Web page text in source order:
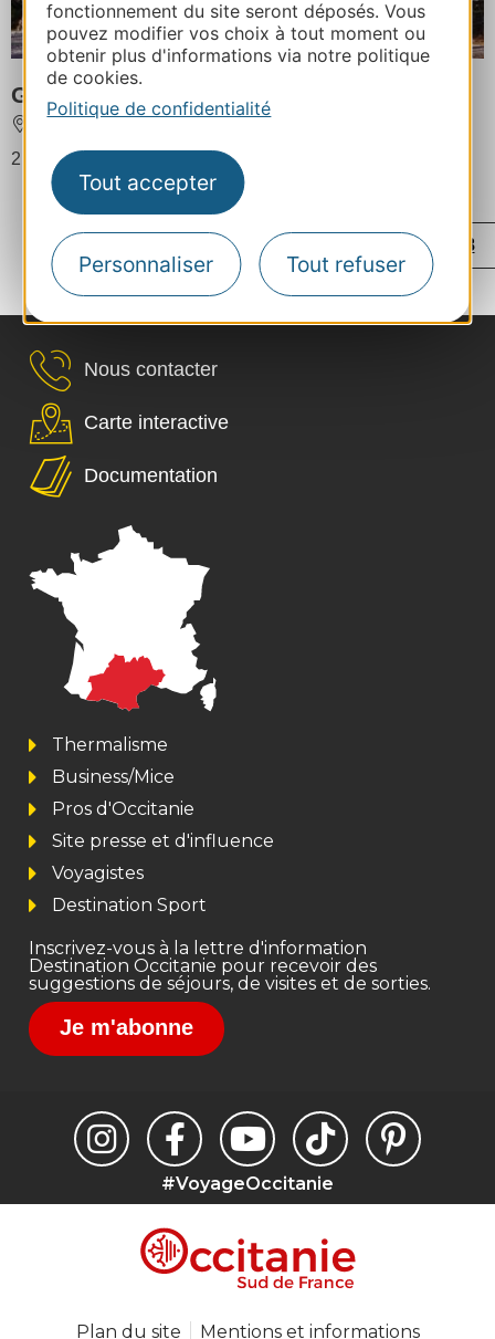
fonctionnement du site seront déposés. Vous
pouvez modifier vos choix à tout moment ou
obtenir plus d'informations via notre politique
de cookies.
Politique de confidentialité
Tout accepter
Personnaliser Tout refuser
Gîte Le Tilleul - L'Escapade Tarnaise***
2 personnes au maximum
‹ ... ... 75 78
79 120 ... 163 171 ›
Nous contacter
Carte interactive
Documentation
Thermalisme
Business/Mice
Pros d'Occitanie
Site presse et d'influence
Voyagistes
Destination Sport
Inscrivez-vous à la lettre d'information
Destination Occitanie pour recevoir des
suggestions de séjours, de visites et de sorties.
Je m'abonne
#VoyageOccitanie
Plan du site Mentions et informations